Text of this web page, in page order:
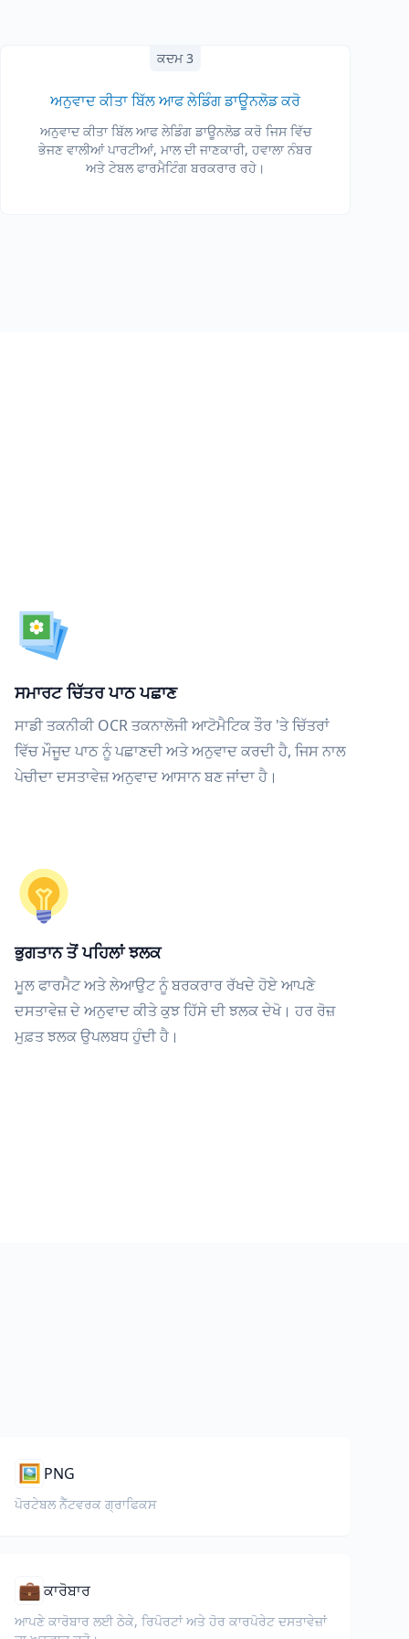
ਕਦਮ 3
ਅਨੁਵਾਦ ਕੀਤਾ ਬਿੱਲ ਆਫ ਲੇਡਿੰਗ ਡਾਊਨਲੋਡ ਕਰੋ
ਅਨੁਵਾਦ ਕੀਤਾ ਬਿੱਲ ਆਫ ਲੇਡਿੰਗ ਡਾਊਨਲੋਡ ਕਰੋ ਜਿਸ ਵਿੱਚ
ਭੇਜਣ ਵਾਲੀਆਂ ਪਾਰਟੀਆਂ, ਮਾਲ ਦੀ ਜਾਣਕਾਰੀ, ਹਵਾਲਾ ਨੰਬਰ
ਅਤੇ ਟੇਬਲ ਫਾਰਮੈਟਿੰਗ ਬਰਕਰਾਰ ਰਹੇ।
ਸਮਾਰਟ ਚਿੱਤਰ ਪਾਠ ਪਛਾਣ
ਸਾਡੀ ਤਕਨੀਕੀ OCR ਤਕਨਾਲੋਜੀ ਆਟੋਮੈਟਿਕ ਤੌਰ 'ਤੇ ਚਿੱਤਰਾਂ
ਵਿੱਚ ਮੌਜੂਦ ਪਾਠ ਨੂੰ ਪਛਾਣਦੀ ਅਤੇ ਅਨੁਵਾਦ ਕਰਦੀ ਹੈ, ਜਿਸ ਨਾਲ
ਪੇਚੀਦਾ ਦਸਤਾਵੇਜ਼ ਅਨੁਵਾਦ ਆਸਾਨ ਬਣ ਜਾਂਦਾ ਹੈ।
ਭੁਗਤਾਨ ਤੋਂ ਪਹਿਲਾਂ ਝਲਕ
ਮੂਲ ਫਾਰਮੈਟ ਅਤੇ ਲੇਆਉਟ ਨੂੰ ਬਰਕਰਾਰ ਰੱਖਦੇ ਹੋਏ ਆਪਣੇ
ਦਸਤਾਵੇਜ਼ ਦੇ ਅਨੁਵਾਦ ਕੀਤੇ ਕੁਝ ਹਿੱਸੇ ਦੀ ਝਲਕ ਦੇਖੋ। ਹਰ ਰੋਜ਼
ਮੁਫ਼ਤ ਝਲਕ ਉਪਲਬਧ ਹੁੰਦੀ ਹੈ।
🖼️ PNG
ਪੋਰਟੇਬਲ ਨੈੱਟਵਰਕ ਗ੍ਰਾਫਿਕਸ
💼ਕਾਰੋਬਾਰ
ਆਪਣੇ ਕਾਰੋਬਾਰ ਲਈ ਠੇਕੇ, ਰਿਪੋਰਟਾਂ ਅਤੇ ਹੋਰ ਕਾਰਪੋਰੇਟ ਦਸਤਾਵੇਜ਼ਾਂ